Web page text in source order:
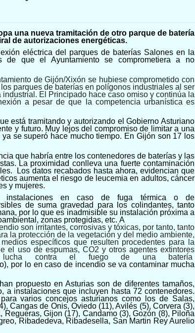
una nueva tramitación de otro parque de batería
de autorizaciones energéticas.
eléctrica del parques de baterías Salones en la
de que el Ayuntamiento se comprometiera a no
de Gijón/Xixón se hubiese comprometido con
los parques de baterías en polígonos industriales al ser
El Principado hace caso omiso y continúa la
a pesar de que la competencia urbanística es
está tramitando y autorizando el Gobierno Asturiano
y futuro. Muy lejos del compromiso de limitar a una
se superó hace mucho tiempo. En Gijón son 17 los
que habría entre los contenedores de baterías y las
La proximidad conlleva una fuerte contaminación
Los datos recabados hasta ahora, evidencian que
aumenta el riesgo de leucemia en adultos, cáncer
y mujeres.
en caso de fuga térmica o de
de suma gravedad para los colindantes, tanto
por lo que es inadmisible su instalación próxima a
zonas protegidas, etc. A
son irritantes, corrosivas y tóxicas, por tanto, tanto
la protección de la vegetación y del medio ambiente,
específicos que resulten procedentes para la
el uso de espumas, CO2 y otros agentes extintores
contra el fuego de una batería
por lo en caso de incendio se va contaminar mucha
propuesto en Asturias son de diferentes tamaños,
a instalaciones que incluyen hasta 72 contenedores.
varios concejos asturianos como los de Salas,
Cangas de Onis, Oviedo (11), Avilés (5), Corvera (3),
Gijon (17), Candamo (3), Gozón (8), Piloña
Ribadedeva, Ribadesella, San Martin Rey Aurelio